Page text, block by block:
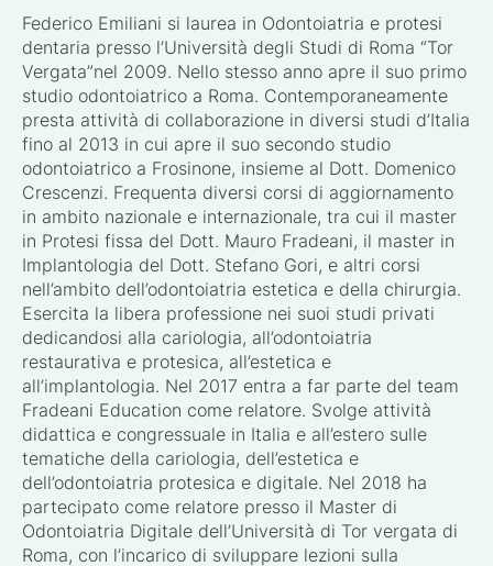
Federico Emiliani si laurea in Odontoiatria e protesi
dentaria presso l’Università degli Studi di Roma “Tor
Vergata”nel 2009. Nello stesso anno apre il suo primo
studio odontoiatrico a Roma. Contemporaneamente
presta attività di collaborazione in diversi studi d’Italia
fino al 2013 in cui apre il suo secondo studio
odontoiatrico a Frosinone, insieme al Dott. Domenico
Crescenzi. Frequenta diversi corsi di aggiornamento
in ambito nazionale e internazionale, tra cui il master
in Protesi fissa del Dott. Mauro Fradeani, il master in
Implantologia del Dott. Stefano Gori, e altri corsi
nell’ambito dell’odontoiatria estetica e della chirurgia.
Esercita la libera professione nei suoi studi privati
dedicandosi alla cariologia, all’odontoiatria
restaurativa e protesica, all’estetica e
all’implantologia. Nel 2017 entra a far parte del team
Fradeani Education come relatore. Svolge attività
didattica e congressuale in Italia e all’estero sulle
tematiche della cariologia, dell’estetica e
dell’odontoiatria protesica e digitale. Nel 2018 ha
partecipato come relatore presso il Master di
Odontoiatria Digitale dell’Università di Tor vergata di
Roma, con l’incarico di sviluppare lezioni sulla